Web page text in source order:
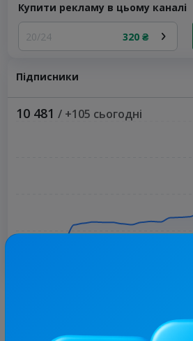
Купити рекламу в цьому каналі
20/24 320 ₴
Підписники
10 481 / +105 сьогодні